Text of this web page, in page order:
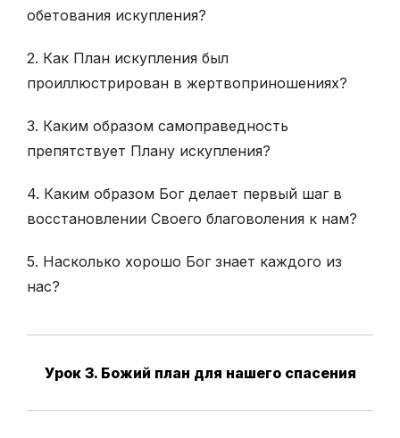
обетования искупления?
2. Как План искупления был
проиллюстрирован в жертвоприношениях?
3. Каким образом самоправедность
препятствует Плану искупления?
4. Каким образом Бог делает первый шаг в
восстановлении Cвоего благоволения к нам?
5. Насколько хорошо Бог знает каждого из
нас?
Урок 3. Божий план для нашего спасения